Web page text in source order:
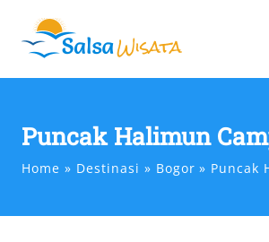
content
Puncak Halimun
Home Destinasi Bogor Puncak